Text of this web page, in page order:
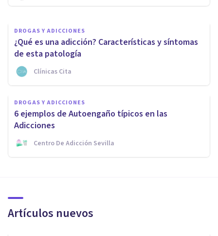
DROGAS Y ADICCIONES
¿Qué es una adicción? Características y síntomas
de esta patología
Clínicas Cita
DROGAS Y ADICCIONES
6 ejemplos de Autoengaño típicos en las
Adicciones
Centro De Adicción Sevilla
Artículos nuevos